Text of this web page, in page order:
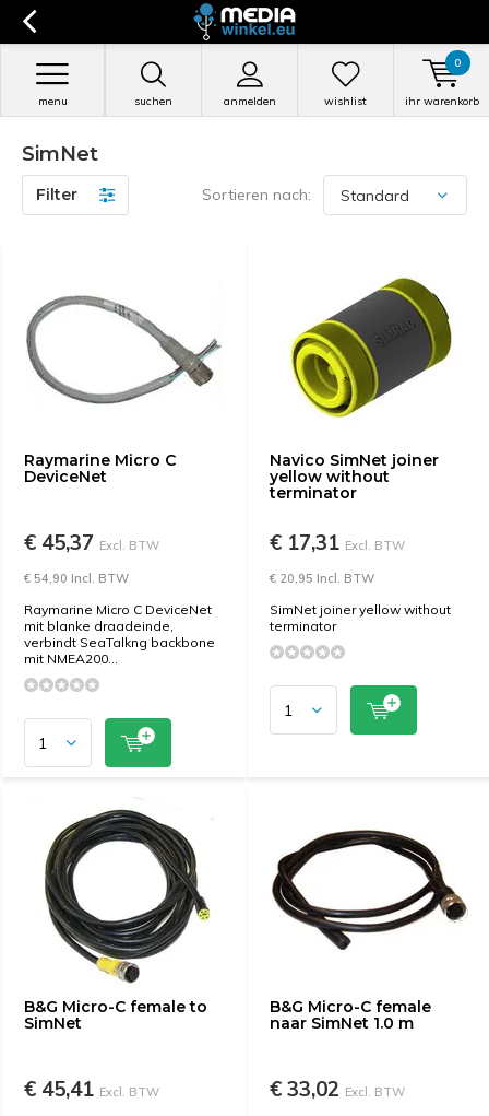
suchen anmelden
menu wishlist ihr warenkorb
0
SimNet
Filter Sortieren nach:
Raymarine Micro C
DeviceNet
€ 45,37 Excl. BTW
€ 54,90 Incl. BTW
Raymarine Micro C DeviceNet
mit blanke draadeinde,
verbindt SeaTalkng backbone
mit NMEA200...
Navico SimNet joiner
yellow without
terminator
€ 17,31 Excl. BTW
€ 20,95 Incl. BTW
SimNet joiner yellow without
terminator
B&G Micro-C female to
SimNet
€ 45,41 Excl. BTW
B&G Micro-C female
naar SimNet 1.0 m
€ 33,02 Excl. BTW